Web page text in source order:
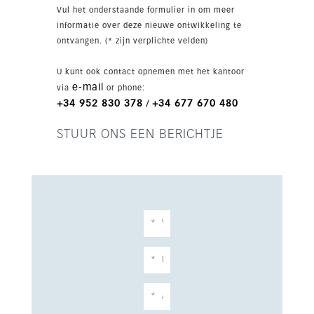
Vul het onderstaande formulier in om meer
informatie over deze nieuwe ontwikkeling te
ontvangen. (* zijn verplichte velden)
U kunt ook contact opnemen met het kantoor
via e-mail or phone:
+34 952 830 378 / +34 677 670 480
STUUR ONS EEN BERICHTJE